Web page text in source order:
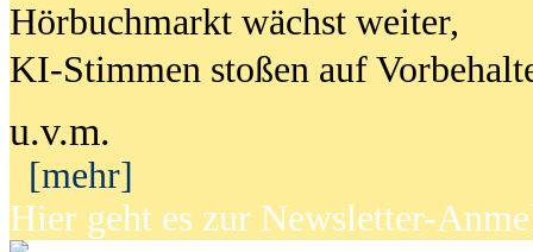
Hörbuchmarkt wächst weiter,
KI-Stimmen stoßen auf
u.v.m.
[mehr]
Hier geht es zur Newsletter-